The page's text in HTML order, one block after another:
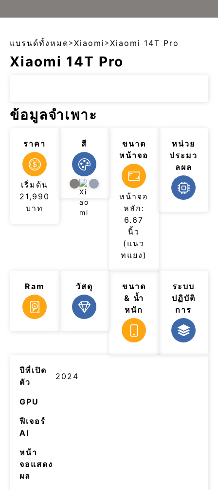
แบรนด์ทั้งหมด>Xiaomi >Xiaomi 14T Pro
Xiaomi 14T Pro
ข้อมูลจำเพาะ
ราคา
เริ่มต้น
21,990
บาท
สี
ขนาด
หน้าจอ
หน้าจอ
หลัก:
6.67
นิ้ว
(แนว
ทแยง)
หน่วย
ประมว
ลผล
Ram วัสดุ
ขนาด
& น้ำ
หนัก
ระบบ
ปฏิบัติ
การ
ปีที่เปิด
ตัว
2024
GPU
ฟีเจอร์
AI
หน้า
จอแสดง
ผล